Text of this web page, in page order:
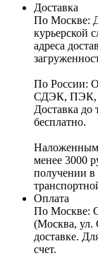
Доставка
По Москве:
курьерской
адреса
По России:
СДЭК, ПЭК,
Доставка
бесплатно.
менее 3000
получении в
Оплата
По Москве:
(Москва, ул.
доставке.
счет.